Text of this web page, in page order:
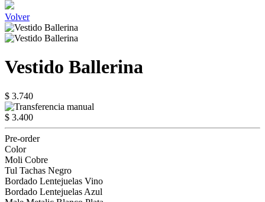
Volver
Vestido Ballerina
$ 3.740
$ 3.400
Pre-order
Color
Moli Cobre
Tul Tachas Negro
Bordado Lentejuelas Vino
Bordado Lentejuelas Azul